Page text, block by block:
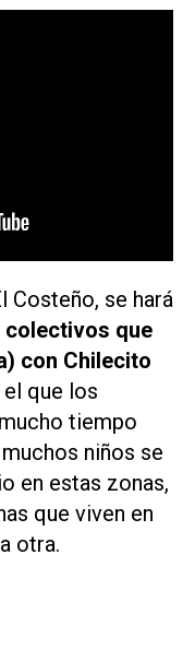
Costeño, se hará
colectivos que
con Chilecito
que los
tiempo
niños se
en estas zonas,
que viven en
otra.